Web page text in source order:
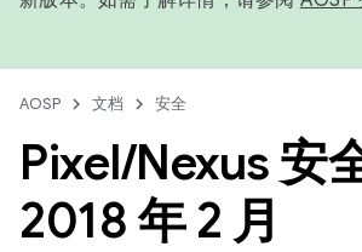
AOSP 文档 安全
Pixel/Nexus 安
2018 年 2 月